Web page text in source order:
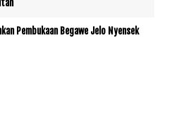
Pembukaan Begawe Jelo Nyensek